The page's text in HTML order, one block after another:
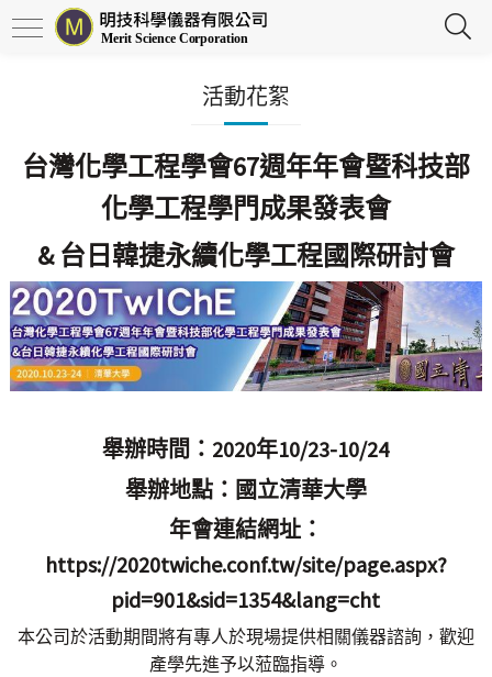
活動花絮
台灣化學工程學會67週年年會暨科技部
化學工程學門成果發表會
& 台日韓捷永續化學工程國際研討會
舉辦時間：2020年10/23-10/24
舉辦地點：國立清華大學
年會連結網址：
https://2020twiche.conf.tw/site/page.aspx?
pid=901&sid=1354&lang=cht
本公司於活動期間將有專人於現場提供相關儀器諮詢，歡迎
產學先進予以蒞臨指導。